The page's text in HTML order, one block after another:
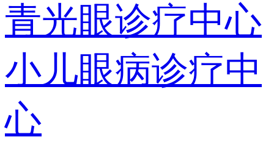
青光眼诊疗中心
小儿眼病诊疗中
心